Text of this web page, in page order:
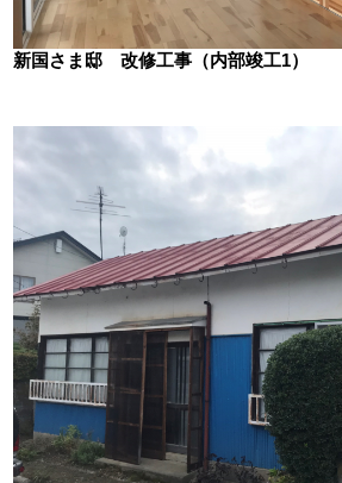
新国さま邸 改修工事（内部竣工1）